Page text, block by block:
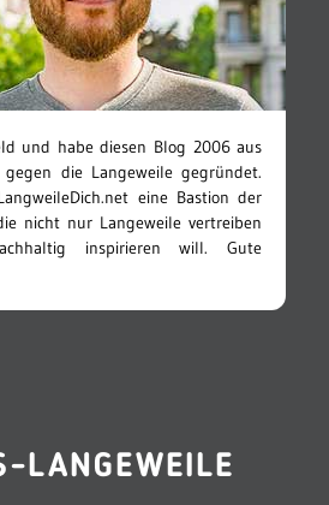
und habe diesen Blog 2006 aus
gegen die Langeweile gegründet.
eine Bastion der
nicht nur Langeweile vertreiben
inspirieren will. Gute
LANGEWEILE